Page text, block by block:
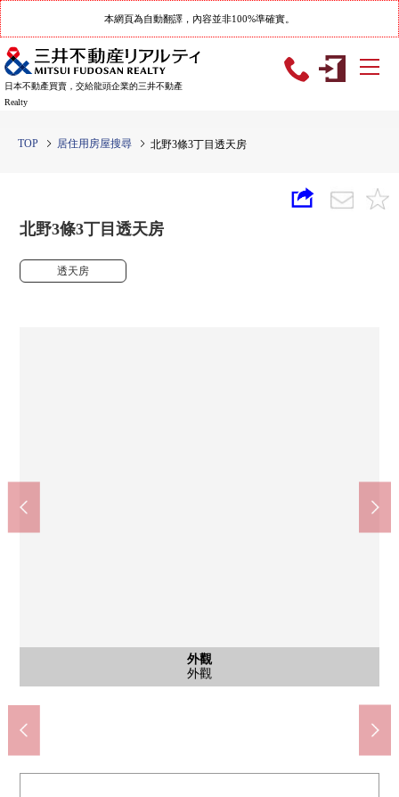
本網頁為自動翻譯，內容並非100%準確實。
日本不動產買賣，交給龍頭企業的三井不動產
Realty
TOP 居住用房屋搜尋 北野3條3丁目透天房
北野3條3丁目透天房
透天房
外觀
外觀
外觀
外觀
客廳
客廳
客廳
客廳
客廳
客廳
客廳
客廳
客廳
客廳
客廳
客廳
客廳
客廳
廚房
廚房
廚房
廚房
廚房
廚房
廚房
廚房
廚房
廚房
廚房
廚房
廚房
廚房
其他
實用程序
洗臉
洗臉，脫衣服的室
洗臉
洗臉
洗臉
洗臉
洗臉
洗臉(禮堂)
其他
樓梯
室內
neuk
兒童起居室
兒童起居室
兒童起居室
兒童起居室
室內
櫃台(卧室)
門口
門口
門口
門口
外觀
外觀
福住站(札幌市交通局東豐線)(約3000m)
公共汽車乘車13分。公車站步行4分鐘。
北野平小學(約430m)
步行6分鐘
北野中的學校(約240m)
步行3分鐘
超市ARCS北野商店(約720m)
步行9分鐘
4條SUNDRUG北野店(約860m)
步行11分鐘
4條Lawson札幌北野店(約260m)
步行4分鐘
札幌北野份郵局(約760m)
步行10分鐘